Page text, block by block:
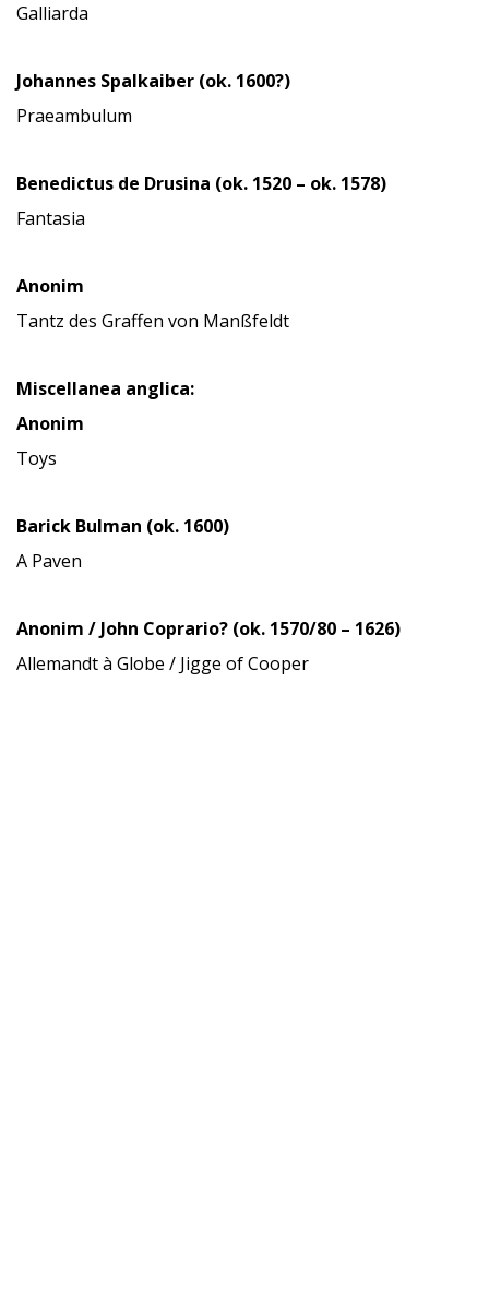
Galliarda
Johannes Spalkaiber (ok. 1600?)
Praeambulum
Benedictus de Drusina (ok. 1520 – ok. 1578)
Fantasia
Anonim
Tantz des Graffen von Manßfeldt
Miscellanea anglica:
Anonim
Toys
Barick Bulman (ok. 1600)
A Paven
Anonim / John Coprario? (ok. 1570/80 – 1626)
Allemandt à Globe / Jigge of Cooper